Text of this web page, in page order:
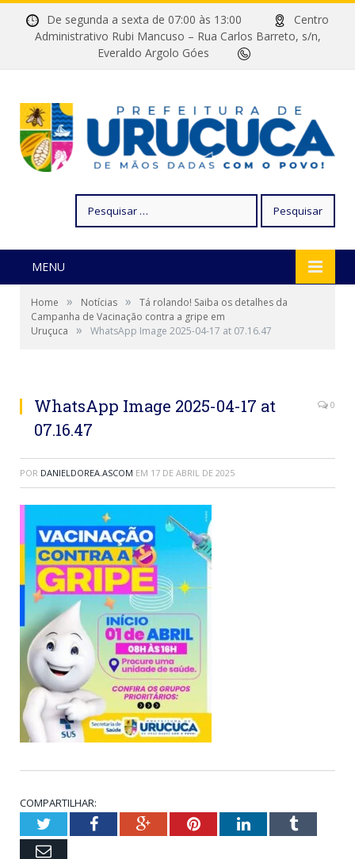
De segunda a sexta de 07:00 às 13:00
Centro
Administrativo Rubi Mancuso – Rua Carlos Barreto, s/n,
Everaldo Argolo Góes
por:
MENU
Home » Notícias »
Tá rolando! Saiba os detalhes da
Campanha de Vacinação contra a gripe em
Uruçuca
» WhatsApp Image 2025-04-17 at 07.16.47
WhatsApp Image 2025-04-17 at
07.16.47
0
POR DANIELDOREA.ASCOM EM 17 DE ABRIL DE 2025
COMPARTILHAR:
TwitterFacebookGoogle+PinterestLinkedInTumblr
Email